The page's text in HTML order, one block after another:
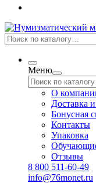
Меню
О
Доставка
Бонусная
Контакты
Упаковка
Отзывы
8 800 511-60-49
info@76monet.ru